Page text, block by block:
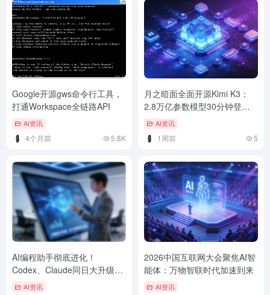
Google开源gws命令行工具，
打通Workspace全链路API
AI资讯
4个月前 5.8K
月之暗面全面开源Kimi K3：
2.8万亿参数模型30分钟登
顶，开源AI进入新纪元
AI资讯
1周前 5
AI编程助手彻底进化！
Codex、Claude同日大升级藏
行业终极趋势
AI资讯
2026中国互联网大会聚焦AI智
能体：万物智联时代加速到来
AI资讯